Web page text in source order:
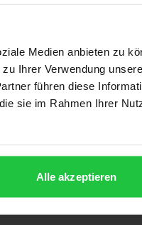
Medien anbieten zu
Ihrer Verwendung
führen diese
sie im Rahmen Ihrer
Alle akzeptieren
kann die MwSt. an der